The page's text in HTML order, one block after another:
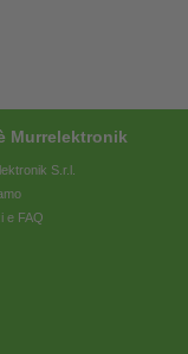
Murrelektronik
S.r.l.
e FAQ